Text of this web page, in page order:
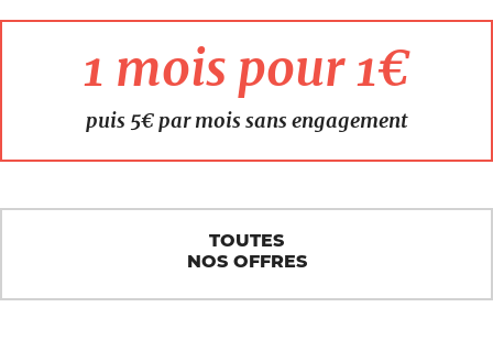
1 mois pour 1€
puis 5€ par mois sans engagement
TOUTES
NOS OFFRES